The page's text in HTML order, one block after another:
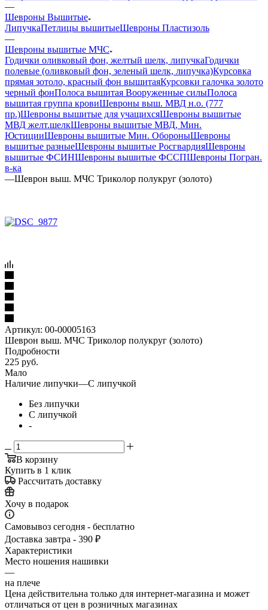
—
Шевроны Вышитые
ЛипучкаПетлицы вышитыеШевроны Пластизоль
—
Шевроны вышитые МЧС
Годички оливковый фон, желтый шелк, липучкаГодички
полевые (оливковый фон, зеленый шелк, липучка)Курсовка
прямая зотоло, красный фон вышитаяКурсовки галочка золото
черный фонПолоса вышитая Вооруженные силыПолоса
вышитая группа кровиШевроны выш. МВД н.о. (777
пр.)Шевроны вышитые для учащихсяШевроны вышитые
МВД желт.шелкШевроны вышитые МВД, Мин.
ЮстицииШевроны вышитые Мин. ОбороныШевроны
вышитые разныеШевроны вышитые РосгвардияШевроны
вышитые ФСИНШевроны вышитые ФССПШевроны Погран.
в-ка
—Шеврон выш. МЧС Триколор полукруг (золото)
Артикул: 00-00005163
Шеврон выш. МЧС Триколор полукруг (золото)
Подробности
225 руб.
Мало
Наличие липучки—С липучкой
Без липучки
С липучкой
-
В корзину
Купить в 1 клик
Рассчитать доставку
Хочу в подарок
Самовывоз сегодня - бесплатно
Доставка завтра - 390 ₽
Характеристики
Место ношения нашивки
—
на плече
Цена действительна только для интернет-магазина и может
отличаться от цен в розничных магазинах